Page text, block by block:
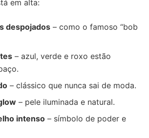
em alta:
despojados – como o famoso “bob
– azul, verde e roxo estão
– clássico que nunca sai de moda.
– pele iluminada e natural.
intenso – símbolo de poder e